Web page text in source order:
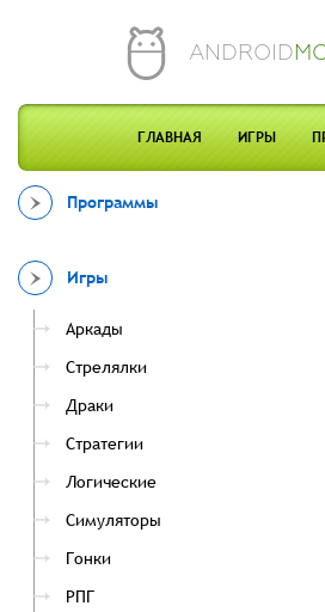
ANDROID
ГЛАВНАЯ ИГРЫ
Программы
Игры
Аркады
Стрелялки
Драки
Стратегии
Логические
Симуляторы
Гонки
РПГ